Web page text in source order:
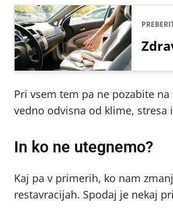
Pri vsem tem pa ne pozabite
vedno odvisna od klime, stresa
In ko ne utegnemo?
Kaj pa v primerih, ko nam
restavracijah. Spodaj je nekaj